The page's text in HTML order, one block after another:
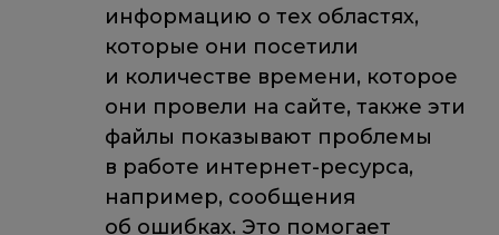
информацию о тех областях,
которые они посетили
и количестве времени, которое
они провели на сайте, также эти
файлы показывают проблемы
в работе интернет-ресурса,
например, сообщения
об ошибках. Это помогает